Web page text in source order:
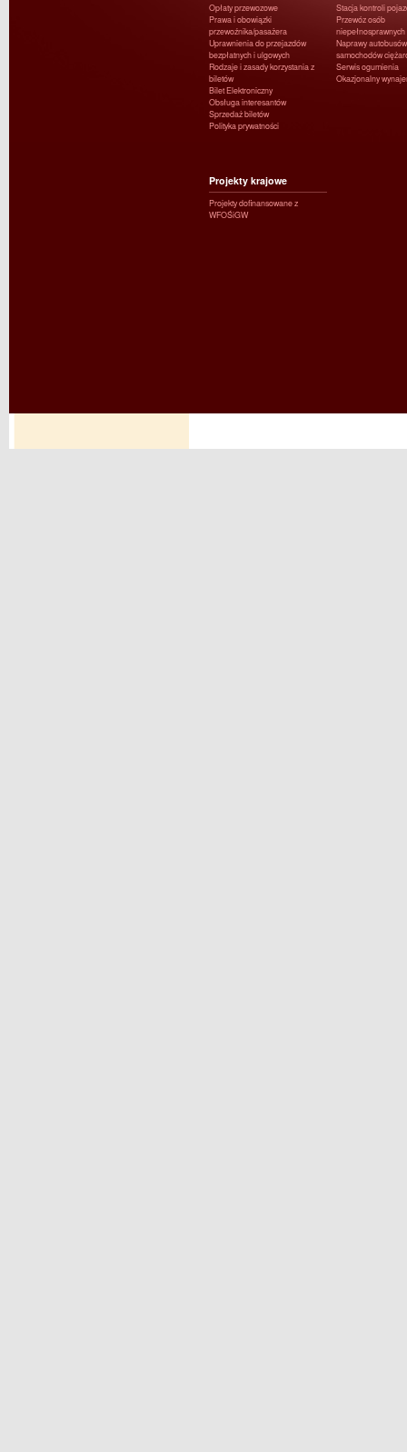
Opłaty przewozowe
Prawa i obowiązki
przewoźnika/pasażera
Uprawnienia do przejazdów
bezpłatnych i ulgowych
Rodzaje i zasady korzystania z
biletów
Bilet Elektroniczny
Obsługa interesantów
Sprzedaż biletów
Polityka prywatności
Stacja kontroli
Przewóz osób
niepełnosprawnych
Naprawy
samochodów
Serwis ogumienia
Okazjonalny
Projekty krajowe
Projekty dofinansowane z
WFOŚiGW